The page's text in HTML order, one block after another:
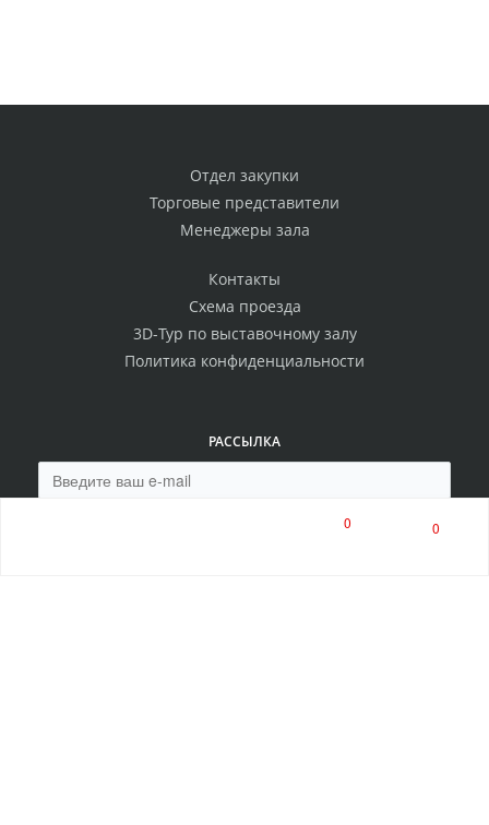
Отдел закупки
Торговые представители
Менеджеры зала
Контакты
Схема проезда
3D-Тур по выставочному залу
Политика конфиденциальности
РАССЫЛКА
Нажимая на кнопку, я соглашаюсь на обработку
0 0